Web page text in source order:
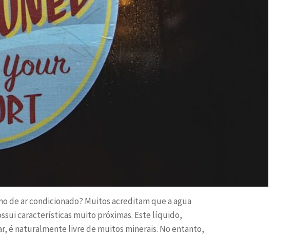
de ar condicionado? Muitos acreditam que a agua
características muito próximas. Este líquido,
é naturalmente livre de muitos minerais. No entanto,